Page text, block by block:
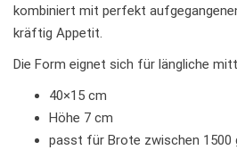
kombiniert mit perfekt
kräftig Appetit.
Die Form eignet sich für längliche
40×15 cm
Höhe 7 cm
passt für Brote zwischen 1500